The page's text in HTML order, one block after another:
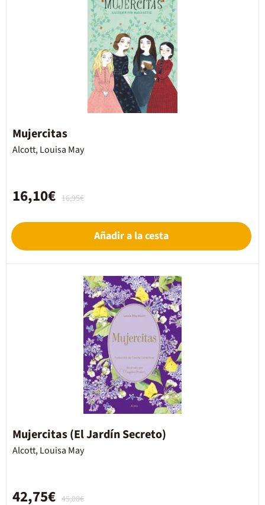
Mujercitas
Alcott, Louisa May
16,95€
16,10€
Añadir a la cesta
Mujercitas (El Jardín Secreto)
Alcott, Louisa May
45,00€
42,75€